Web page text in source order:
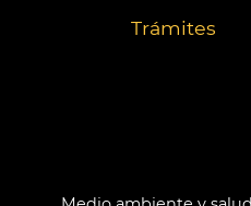
Trámites